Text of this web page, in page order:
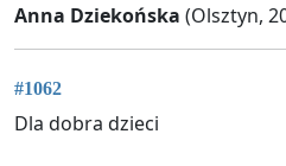
Anna Dziekońska (Olsztyn,
#1062
Dla dobra dzieci